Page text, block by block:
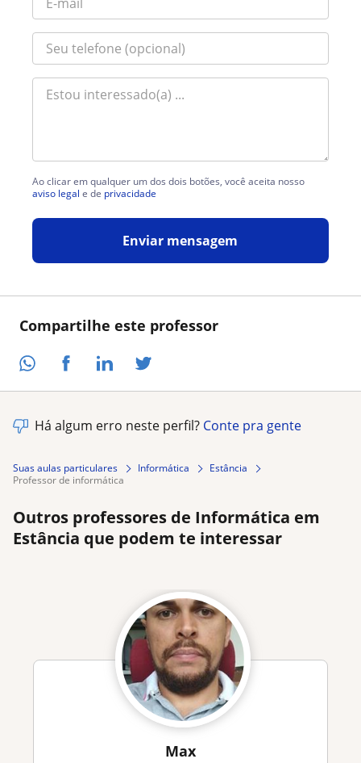
Compartilhe este professor
Ao clicar em qualquer um dos dois botões, você aceita nosso
aviso legal e de privacidade
Enviar mensagem
Há algum erro neste perfil? Conte pra gente
Suas aulas particulares Informática
Estância
professor de informática
Outros professores de Informática em
Estância que podem te interessar
Max